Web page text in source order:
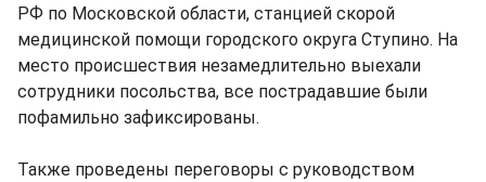
РФ по Московской области, станцией скорой
медицинской помощи городского округа Ступино. На
место происшествия незамедлительно выехали
сотрудники посольства, все пострадавшие были
пофамильно зафиксированы.
Также проведены переговоры с руководством